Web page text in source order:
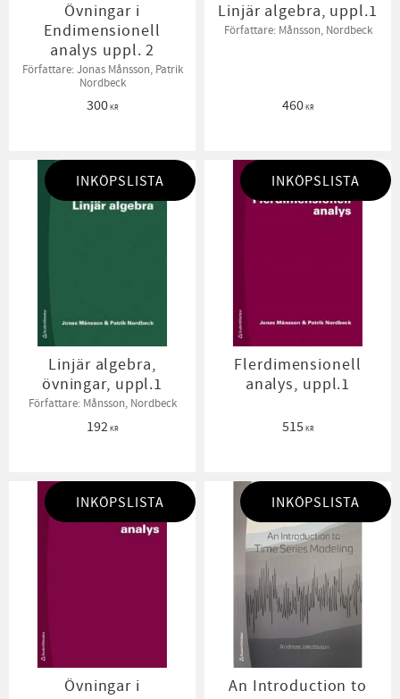
Övningar i
Endimensionell
analys uppl. 2
Författare: Jonas Månsson, Patrik
Nordbeck
300KR
Linjär algebra, uppl.1
Författare: Månsson, Nordbeck
460KR
Linjär algebra,
övningar, uppl.1
Författare: Månsson, Nordbeck
192KR
INKÖPSLISTA
Flerdimensionell
analys, uppl.1
515 KR
INKÖPSLISTA
Övningar i
INKÖPSLISTA
An Introduction to
INKÖPSLISTA